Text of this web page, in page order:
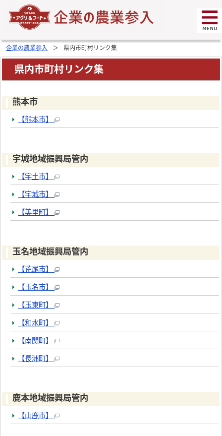
企業の農業参入 県内市町村リンク集
県内市町村リンク集
熊本市
【熊本市】
宇城地域振興局管内
【宇土市】
【宇城市】
【美里町】
玉名地域振興局管内
【荒尾市】
【玉名市】
【玉東町】
【和水町】
【南関町】
【長洲町】
鹿本地域振興局管内
【山鹿市】